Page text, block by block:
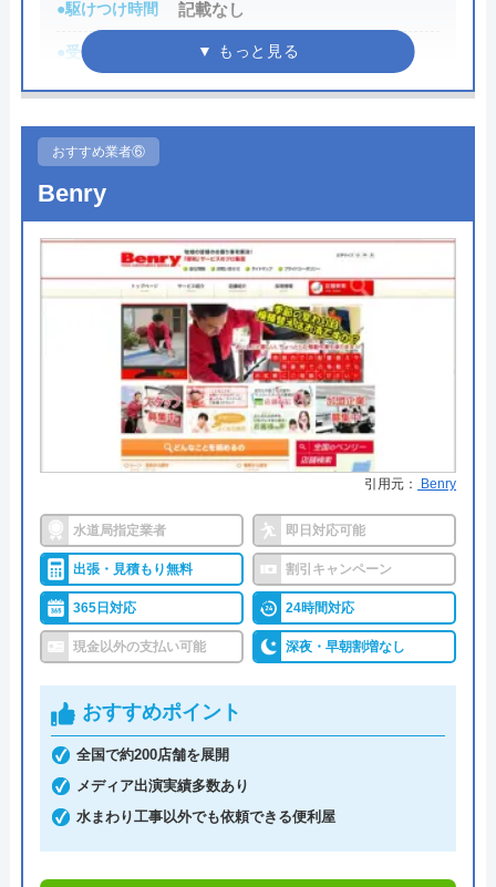
創業・設立 37803
本社所在地
〒107-8545
●駆けつけ時間 記載なし
●受付時間 8:00～17:00
●定休日
毎週土日・大型連休・年末年始・
地方祭
●累計実績
大和設備株式会社がおすすめの理由
大和設備株式会社愛媛県四国中央市～西条市、香川
県観音寺市、徳島県三好市を対象に営業している水
道修理業者です。
リフォーム作業も依頼することができます。「展示
品も販売する」新しい形のショールームを運営して
とができています。
料金などが気になる方はぜひご連絡ください。
公式サイトを見る
0120-239-523
おすすめ業者⑥
Benry
引用元： Benry
水道局指定業者 即日対応可能
出張・見積もり無料 割引キャンペーン
365日対応 24時間対応
現金以外の支払い可能 深夜・早朝割増なし
おすすめポイント
全国で約200店舗を展開
メディア出演実績多数あり
水まわり工事以外でも依頼できる便利屋